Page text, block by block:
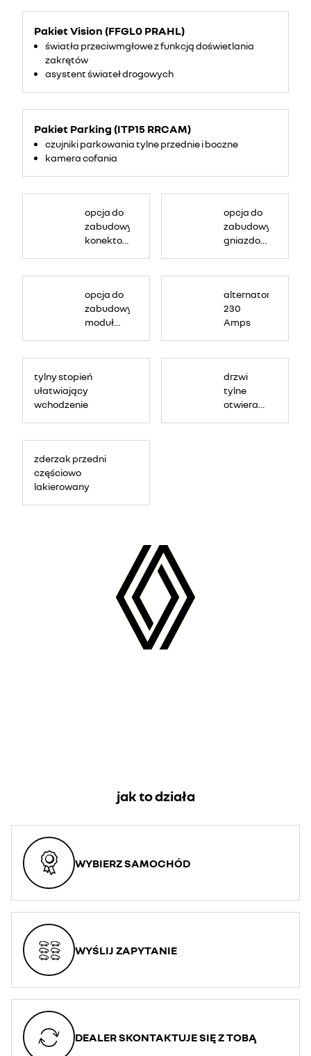
Pakiet Vision (FFGL0 PRAHL)
światła przeciwmgłowe z funkcją doświetlania
zakrętów
asystent świateł drogowych
Pakiet Parking (ITP15 RRCAM)
czujniki parkowania tylne przednie i boczne
kamera cofania
opcja do
zabudowy:
konektor
obrotach
silnika
opcja do
zabudowy:
gniazdo
silniku
opcja do
zabudowy:
moduł
alternator
230
Amps
tylny stopień
ułatwiający
wchodzenie
drzwi
tylne
otwierane
zderzak przedni
częściowo
lakierowany
jak to działa
WYBIERZ SAMOCHÓD
WYŚLIJ ZAPYTANIE
DEALER SKONTAKTUJE SIĘ Z TOBĄ